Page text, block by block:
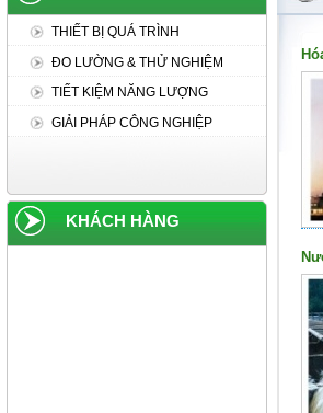
THIẾT BỊ QUÁ TRÌNH
ĐO LƯỜNG & THỬ NGHIỆM
TIẾT KIỆM NĂNG LƯỢNG
GIẢI PHÁP CÔNG NGHIỆP
KHÁCH HÀNG